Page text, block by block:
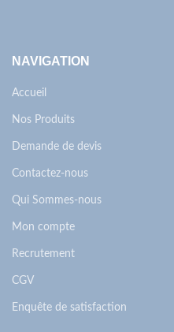
NAVIGATION
Accueil
Nos Produits
Demande de devis
Contactez-nous
Qui Sommes-nous
Mon compte
Recrutement
CGV
Enquête de satisfaction